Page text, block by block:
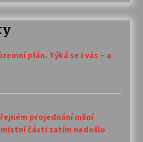
plán. Týká se i vás – a
projednání mění
části zatím nedošlo